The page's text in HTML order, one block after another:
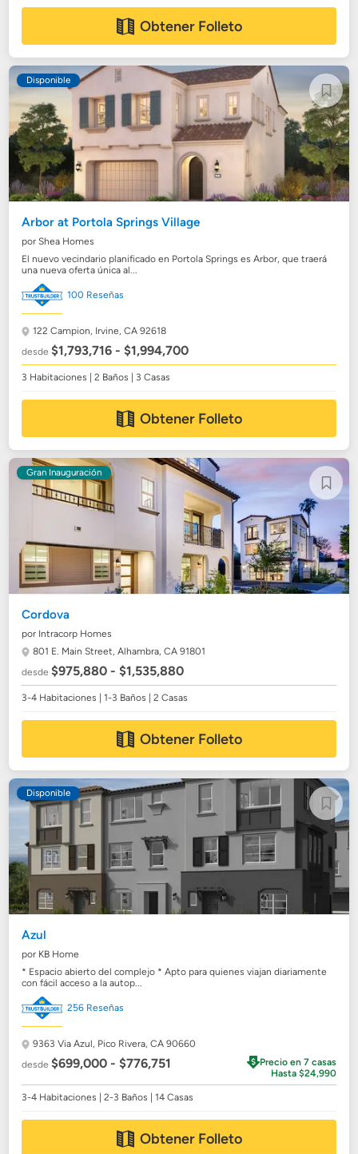
Obtener Folleto
Disponible
Arbor at Portola Springs Village
por Shea Homes
El nuevo vecindario planificado en Portola Springs es Arbor, que traerá
una nueva oferta única al...
100 Reseñas
122 Campion, Irvine, CA 92618
desde$1,793,716 - $1,994,700
3 Habitaciones | 2 Baños | 3 Casas
Obtener Folleto
Gran Inauguración
Cordova
por Intracorp Homes
801 E. Main Street,Alhambra, CA 91801
desde$975,880 - $1,535,880
3-4 Habitaciones | 1-3 Baños | 2 Casas
Obtener Folleto
Disponible
Azul
por KB Home
* Espacio abierto del complejo * Apto para quienes viajan diariamente
con fácil acceso a la autop...
256 Reseñas
9363 Via Azul, Pico Rivera, CA 90660
desde$699,000 - $776,751
Precio en 7 casas
Hasta $24,990
3-4 Habitaciones | 2-3 Baños | 14 Casas
Obtener Folleto